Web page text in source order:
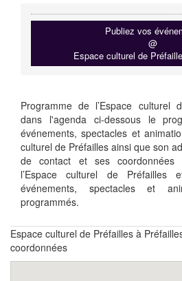
Publiez vos
@
Espace culturel de
Programme de l’Espace culturel
dans l'agenda ci-dessous le
événements, spectacles et
culturel de Préfailles ainsi que son
de contact et ses coordonnées
l’Espace culturel de Préfailles
événements, spectacles et
programmés.
Espace culturel de Préfailles à
coordonnées